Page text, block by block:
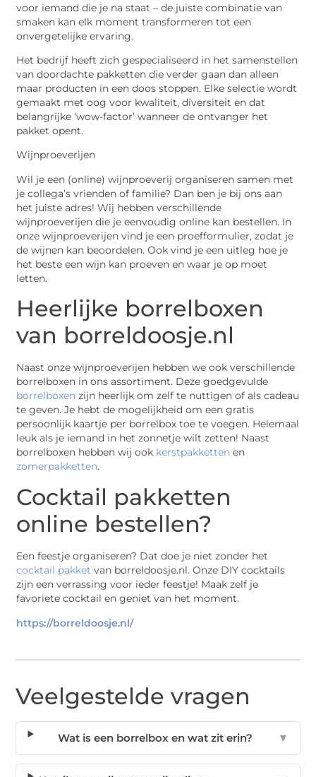
voor iemand die je na staat – de juiste combinatie van
smaken kan elk moment transformeren tot een
onvergetelijke ervaring.
Het bedrijf heeft zich gespecialiseerd in het samenstellen
van doordachte pakketten die verder gaan dan alleen
maar producten in een doos stoppen. Elke selectie wordt
gemaakt met oog voor kwaliteit, diversiteit en dat
belangrijke ‘wow-factor’ wanneer de ontvanger het
pakket opent.
Wijnproeverijen
Wil je een (online) wijnproeverij organiseren samen met
je collega’s vrienden of familie? Dan ben je bij ons aan
het juiste adres! Wij hebben verschillende
wijnproeverijen die je eenvoudig online kan bestellen. In
onze wijnproeverijen vind je een proefformulier, zodat je
de wijnen kan beoordelen. Ook vind je een uitleg hoe je
het beste een wijn kan proeven en waar je op moet
letten.
Heerlijke borrelboxen
van borreldoosje.nl
Naast onze wijnproeverijen hebben we ook verschillende
borrelboxen in ons assortiment. Deze goedgevulde
borrelboxen zijn heerlijk om zelf te nuttigen of als cadeau
te geven. Je hebt de mogelijkheid om een gratis
persoonlijk kaartje per borrelbox toe te voegen. Helemaal
leuk als je iemand in het zonnetje wilt zetten! Naast
borrelboxen hebben wij ook kerstpakketten en
zomerpakketten.
Cocktail pakketten
online bestellen?
Een feestje organiseren? Dat doe je niet zonder het
cocktail pakket van borreldoosje.nl. Onze DIY cocktails
zijn een verrassing voor ieder feestje! Maak zelf je
favoriete cocktail en geniet van het moment.
https://borreldoosje.nl/
Veelgestelde vragen
Wat is een borrelbox en wat zit erin? ▼